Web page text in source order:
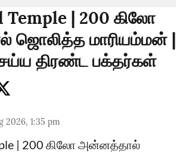
Temple | 200 கிலோ
மாரியம்மன் |
திரண்ட பக்தர்கள்
2026, 1:35 pm
| 200 கிலோ அன்னத்தால்